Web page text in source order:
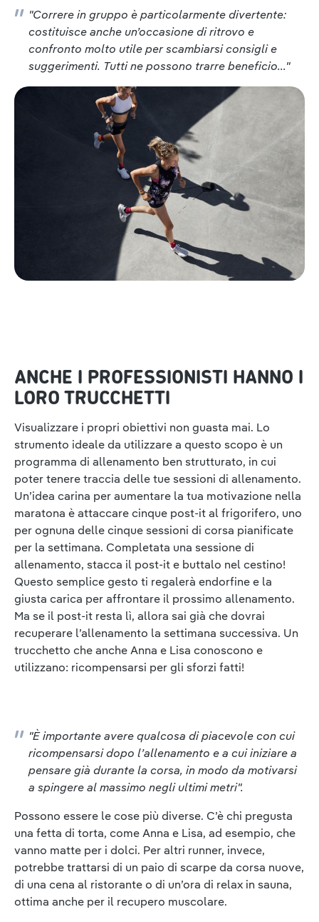
"Correre in gruppo è particolarmente divertente:
costituisce anche un’occasione di ritrovo e
confronto molto utile per scambiarsi consigli e
suggerimenti. Tutti ne possono trarre beneficio..."
ANCHE I PROFESSIONISTI HANNO I
LORO TRUCCHETTI
Visualizzare i propri obiettivi non guasta mai. Lo
strumento ideale da utilizzare a questo scopo è un
programma di allenamento ben strutturato, in cui
poter tenere traccia delle tue sessioni di allenamento.
Un’idea carina per aumentare la tua motivazione nella
maratona è attaccare cinque post-it al frigorifero, uno
per ognuna delle cinque sessioni di corsa pianificate
per la settimana. Completata una sessione di
allenamento, stacca il post-it e buttalo nel cestino!
Questo semplice gesto ti regalerà endorfine e la
giusta carica per affrontare il prossimo allenamento.
Ma se il post-it resta lì, allora sai già che dovrai
recuperare l’allenamento la settimana successiva. Un
trucchetto che anche Anna e Lisa conoscono e
utilizzano: ricompensarsi per gli sforzi fatti!
"È importante avere qualcosa di piacevole con cui
ricompensarsi dopo l’allenamento e a cui iniziare a
pensare già durante la corsa, in modo da motivarsi
a spingere al massimo negli ultimi metri".
Possono essere le cose più diverse. C’è chi pregusta
una fetta di torta, come Anna e Lisa, ad esempio, che
vanno matte per i dolci. Per altri runner, invece,
potrebbe trattarsi di un paio di scarpe da corsa nuove,
di una cena al ristorante o di un’ora di relax in sauna,
ottima anche per il recupero muscolare.